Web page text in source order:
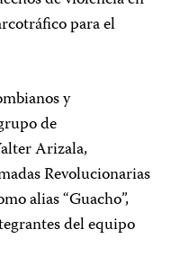
para el
y
de
Arizala,
Revolucionarias
alias “Guacho”,
del equipo